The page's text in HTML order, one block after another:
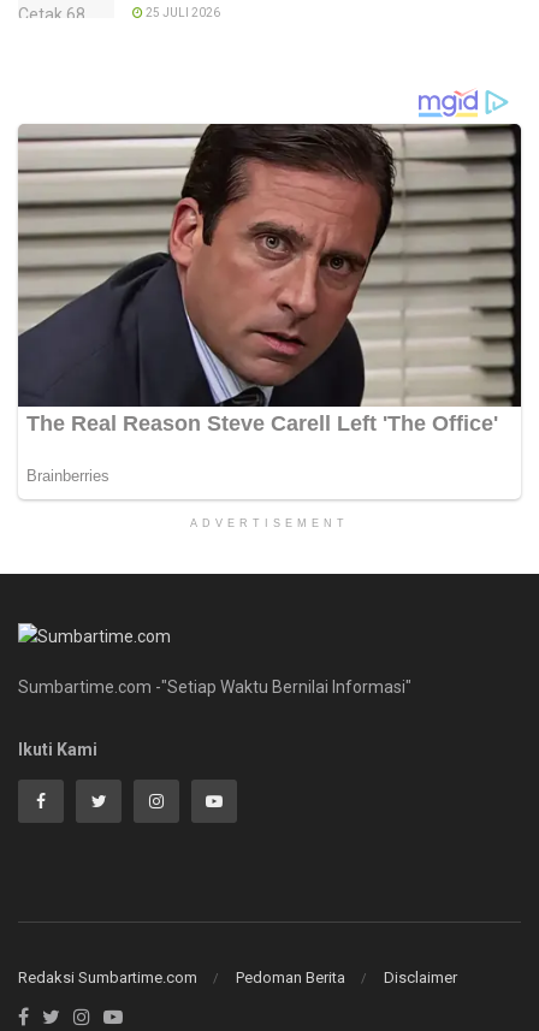
25 JULI 2026
ADVERTISEMENT
Sumbartime.com -"Setiap Waktu Bernilai Informasi"
Ikuti Kami
Redaksi Sumbartime.com Pedoman Berita Disclaimer